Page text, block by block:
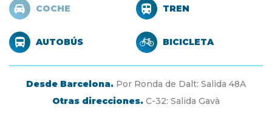
COCHE TREN
AUTOBÚS BICICLETA
Desde Barcelona. Por Ronda de Dalt: Salida 48A
Otras direcciones. C-32: Salida Gavà